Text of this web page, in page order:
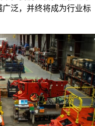
泛，并终将成为行业标